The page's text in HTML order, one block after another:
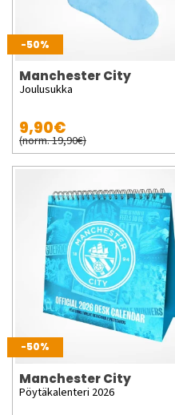
-50%
Manchester City
Joulusukka
9,90€
(norm. 19,90€)
-50%
Manchester City
Pöytäkalenteri 2026